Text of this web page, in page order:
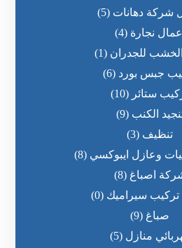
شركة دهانات (5)
اعمال نجارة (4)
للجدران (1)
جبس بورد (6)
ستائر (10)
الكنب (9)
تنظيف (3)
وعازل ايبوكسي (8)
اصباغ (8)
سيراميك (0)
صباغ (9)
منازل (5)